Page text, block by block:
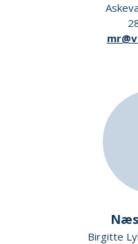
Birgitte